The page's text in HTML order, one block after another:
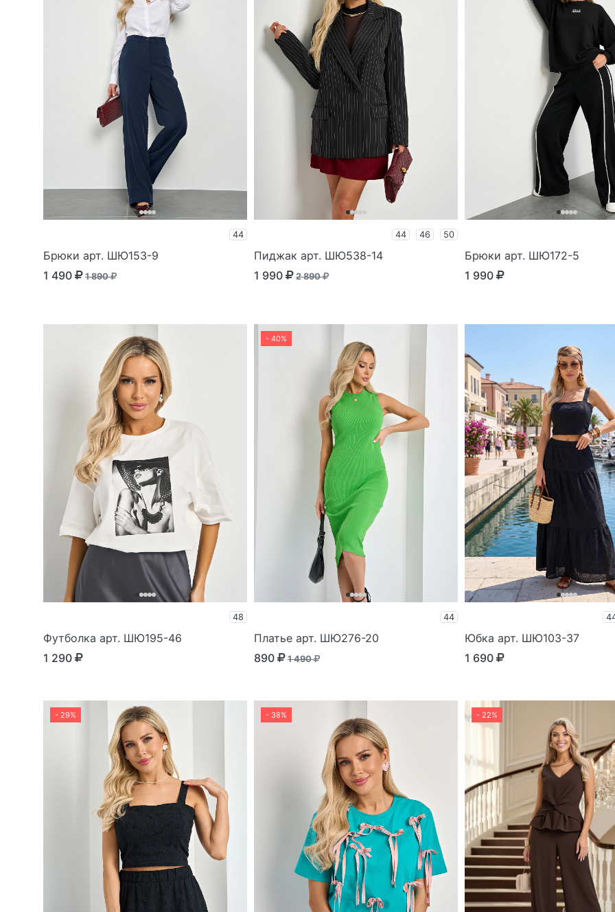
44
Брюки арт. ШЮ153-9
1 490
1 890
44 46 50
Пиджак арт. ШЮ538-14
1 990
2 890
Брюки арт. ШЮ172-5
1 990
48
Футболка арт. ШЮ195-46
1 290
- 40%
44
Платье арт. ШЮ276-20
890
1 490
Юбка арт. ШЮ103-37
1 690
- 29% - 38% - 22%